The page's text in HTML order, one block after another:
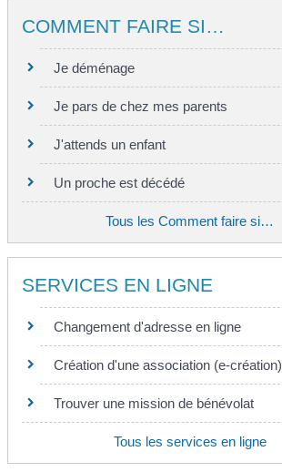
COMMENT FAIRE SI…
Je déménage
Je pars de chez mes parents
J'attends un enfant
Un proche est décédé
Tous les Comment faire si…
SERVICES EN LIGNE
Changement d'adresse en ligne
Création d'une association (e-création)
Trouver une mission de bénévolat
Tous les services en ligne